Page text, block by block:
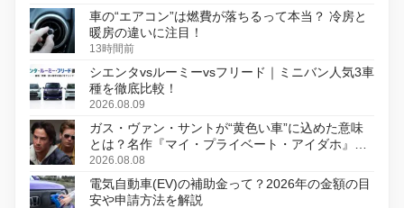
車の“エアコン”は燃費が落ちるって本当？ 冷房と
暖房の違いに注目！
13時間前
シエンタvsルーミーvsフリード｜ミニバン人気3車
種を徹底比較！
2026.08.09
ガス・ヴァン・サントが“黄色い車”に込めた意味
とは？名作『マイ・プライベート・アイダホ』が
初のデジタルリマスター版で復活
2026.08.08
電気自動車(EV)の補助金って？2026年の金額の目
安や申請方法を解説